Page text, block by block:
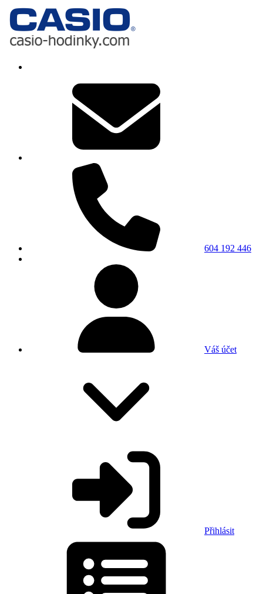
604 192 446
Váš účet
Přihlásit